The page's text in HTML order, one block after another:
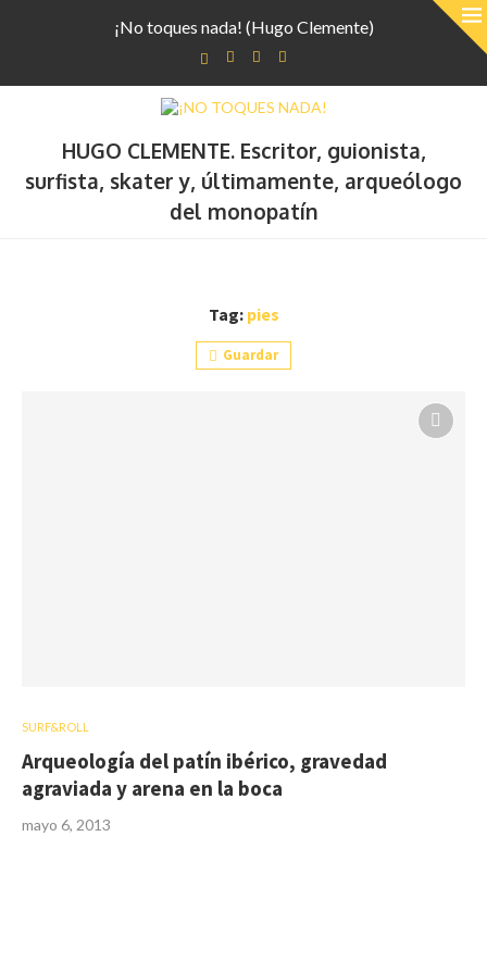
¡No toques nada! (Hugo Clemente)
HUGO CLEMENTE. Escritor, guionista,
surfista, skater y, últimamente, arqueólogo
del monopatín
Tag: pies
Guardar
SURF&ROLL
Arqueología del patín ibérico, gravedad
agraviada y arena en la boca
mayo 6, 2013